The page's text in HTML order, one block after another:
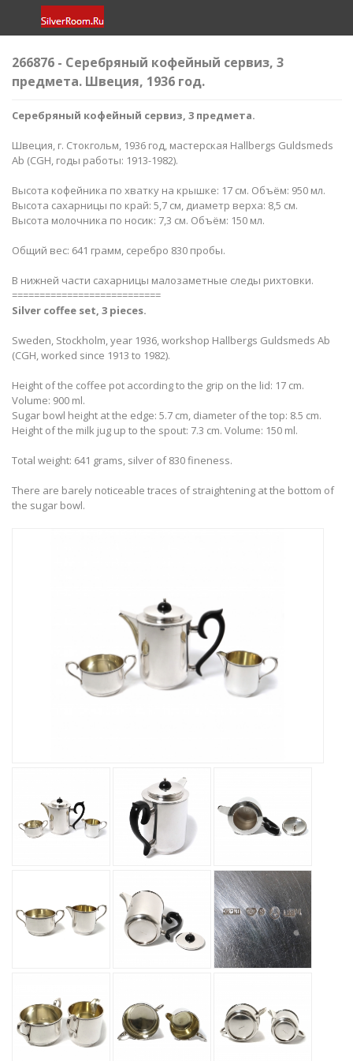
266876 - Серебряный кофейный сервиз, 3
предмета. Швеция, 1936 год.
Серебряный кофейный сервиз, 3 предмета.
Швеция, г. Стокгольм, 1936 год, мастерская Hallbergs Guldsmeds
Ab (CGH, годы работы: 1913-1982).
Высота кофейника по хватку на крышке: 17 см. Объём: 950 мл.
Высота сахарницы по край: 5,7 см, диаметр верха: 8,5 см.
Высота молочника по носик: 7,3 см. Объём: 150 мл.
Общий вес: 641 грамм, серебро 830 пробы.
В нижней части сахарницы малозаметные следы рихтовки.
===========================
Silver coffee set, 3 pieces.
Sweden, Stockholm, year 1936, workshop Hallbergs Guldsmeds Ab
(CGH, worked since 1913 to 1982).
Height of the coffee pot according to the grip on the lid: 17 cm.
Volume: 900 ml.
Sugar bowl height at the edge: 5.7 cm, diameter of the top: 8.5 cm.
Height of the milk jug up to the spout: 7.3 cm. Volume: 150 ml.
Total weight: 641 grams, silver of 830 fineness.
There are barely noticeable traces of straightening at the bottom of
the sugar bowl.